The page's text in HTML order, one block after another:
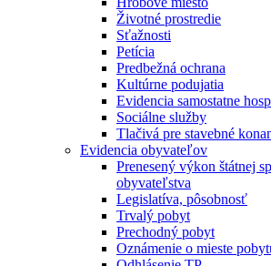
Životné prostredie
Sťažnosti
Petícia
Predbežná ochrana
Kultúrne podujatia
Evidencia samostatne
Sociálne služby
Tlačivá pre stavebné
Evidencia obyvateľov
Prenesený výkon štátnej
obyvateľstva
Legislatíva, pôsobnosť
Trvalý pobyt
Prechodný pobyt
Oznámenie o mieste